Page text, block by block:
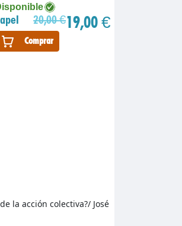
20,00 €19,00 €
Comprar
la acción colectiva?/ José